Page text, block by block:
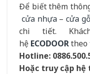
Để biết thêm
cửa nhựa–cửa
chi tiết.
hệ ECODOORtheo
Hotline:
Hoặc truy cập